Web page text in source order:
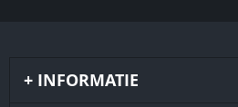
INFORMATIE